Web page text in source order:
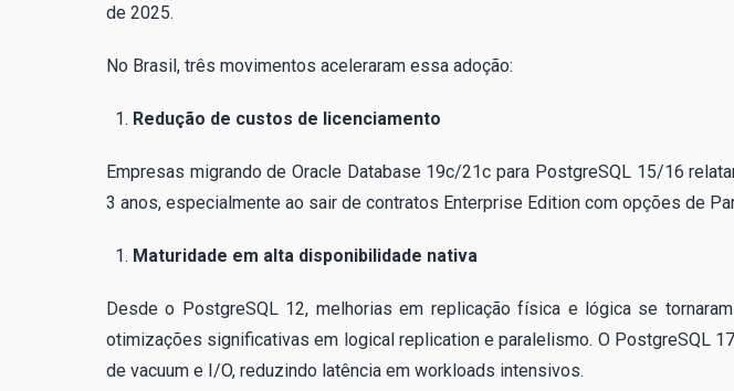
de 2025.
No Brasil, três movimentos aceleraram essa adoção:
Redução de custos de licenciamento
Empresas migrando de Oracle Database 19c/21c para PostgreSQL 15/16
3 anos, especialmente ao sair de contratos Enterprise Edition com opções de
Maturidade em alta disponibilidade nativa
Desde o PostgreSQL 12, melhorias em replicação física e lógica se
otimizações significativas em logical replication e paralelismo. O PostgreSQL
de vacuum e I/O, reduzindo latência em workloads intensivos.